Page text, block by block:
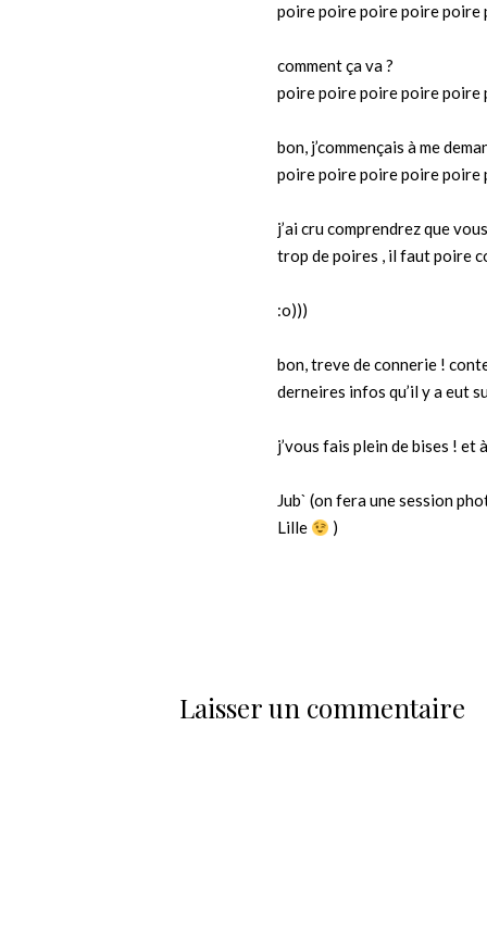
poire poire poire poire
comment ça va ?
poire poire poire poire
bon, j’commençais à me
poire poire poire poire
j’ai cru comprendrez que
trop de poires , il faut poire
:o)))
bon, treve de connerie !
derneires infos qu’il y a eut
j’vous fais plein de bises ! et
Jub` (on fera une session
Lille
)
Laisser un commentaire